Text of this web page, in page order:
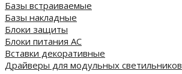
Базы встраиваемые
Базы накладные
Блоки защиты
Блоки питания AC
Вставки декоративные
Драйверы для модульных светильников